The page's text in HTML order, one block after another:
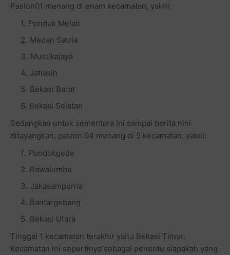
Paslon01 menang di enam kecamatan, yakni:
Pondok Melati
Medan Satria
Mustikajaya
Jatiasih
Bekasi Barat
Bekasi Selatan
Sedangkan untuk sementara ini sampai berita nini
ditayangkan, paslon 04 menang di 5 kecamatan, yakni:
Pondokgede
Rawalumbu
Jakasampurna
Bantargebang
Bekasi Utara
Tinggal 1 kecamatan terakhir yaitu Bekasi Timur.
Kecamatan ini sepertinya sebagai penentu siapakah yang